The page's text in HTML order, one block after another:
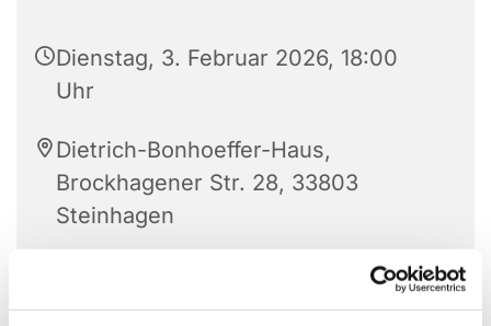
Dienstag, 3. Februar 2026, 18:00
Uhr
Dietrich-Bonhoeffer-Haus,
Brockhagener Str. 28, 33803
Steinhagen